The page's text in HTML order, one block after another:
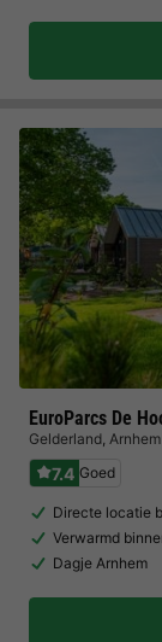
EuroParcs De
Gelderland, Arnhem
7.4 Goed
Directe locatie
Verwarmd
Dagje Arnhem